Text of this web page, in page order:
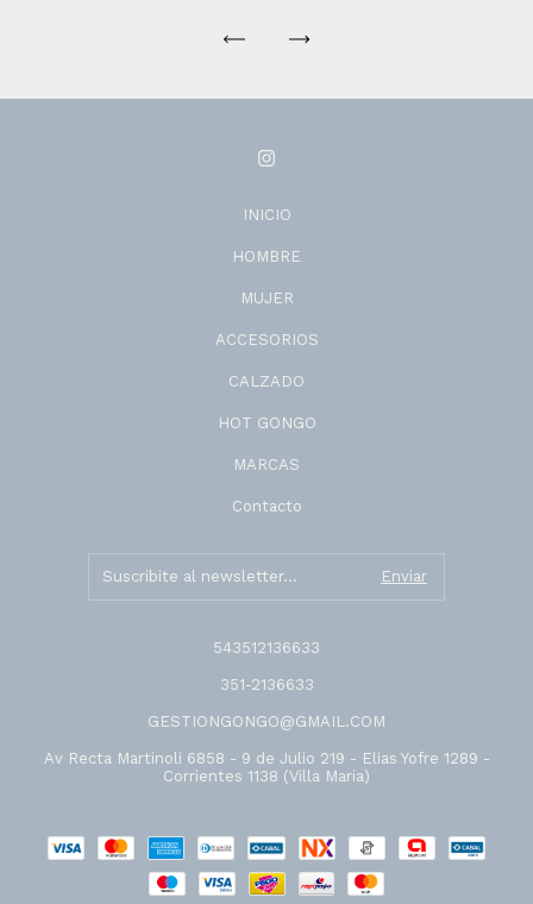
INICIO
HOMBRE
MUJER
ACCESORIOS
CALZADO
HOT GONGO
MARCAS
Contacto
543512136633
351-2136633
GESTIONGONGO@GMAIL.COM
Av Recta Martinoli 6858 - 9 de Julio 219 - Elias Yofre 1289 -
Corrientes 1138 (Villa Maria)